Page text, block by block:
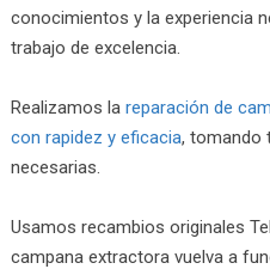
conocimientos y la experiencia
trabajo de excelencia.
Realizamos la reparación de
con rapidez y eficacia, tomando
necesarias.
Usamos recambios originales
campana extractora vuelva a